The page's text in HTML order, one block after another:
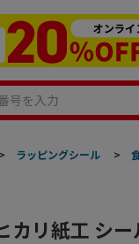
> ラッピングシール >
カリ紙工 シ